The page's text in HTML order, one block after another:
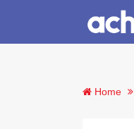
Home